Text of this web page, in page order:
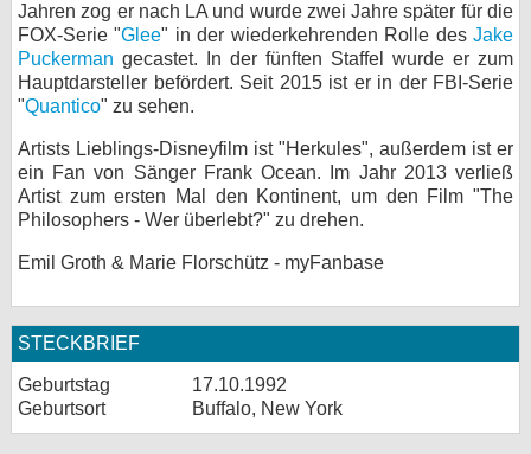
Jahren zog er nach LA und wurde zwei Jahre später für die
FOX-Serie "Glee" in der wiederkehrenden Rolle desJake
Puckerman gecastet. In der fünften Staffel wurde er zum
Hauptdarsteller befördert. Seit 2015 ist er in der FBI-Serie
"Quantico" zu sehen.
Artists Lieblings-Disneyfilm ist "Herkules", außerdem ist er
ein Fan von Sänger Frank Ocean. Im Jahr 2013 verließ
Artist zum ersten Mal den Kontinent, um den Film "The
Philosophers - Wer überlebt?" zu drehen.
Emil Groth & Marie Florschütz - myFanbase
STECKBRIEF
Geburtstag
17.10.1992
Geburtsort
Buffalo, New York
Nutzungsbedingungen
Datenschutz
Cookie-Einstellungen
Impressum
Desktop-Ansicht
myFanbase